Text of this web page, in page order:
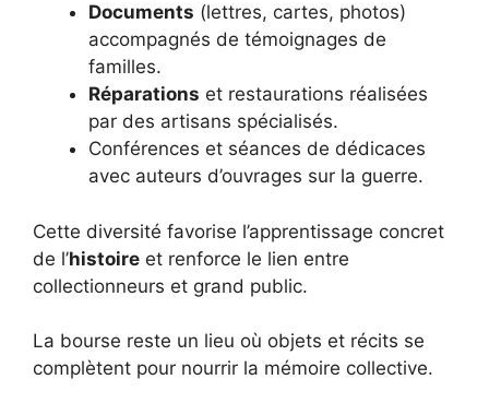
Documents (lettres, cartes, photos)
accompagnés de témoignages de
familles.
Réparations et restaurations réalisées
par des artisans spécialisés.
Conférences et séances de dédicaces
avec auteurs d’ouvrages sur la guerre.
Cette diversité favorise l’apprentissage concret
de l’histoire et renforce le lien entre
collectionneurs et grand public.
La bourse reste un lieu où objets et récits se
complètent pour nourrir la mémoire collective.